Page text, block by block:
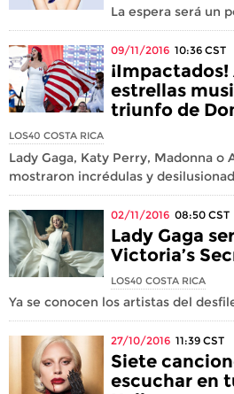
La espera será un
09/11/2016 10:36 CST
estrellas
triunfo de
LOS40 COSTA RICA
Lady Gaga, Katy Perry, Madonna o
mostraron incrédulas y
02/11/2016 08:50 CST
Lady Gaga
Victoria’s
LOS40 COSTA RICA
Ya se conocen los artistas del
27/10/2016 11:39 CST
Siete
escuchar en